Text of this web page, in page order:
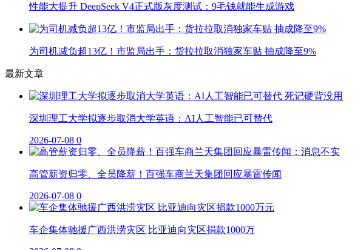
性能大提升 DeepSeek V4正式版灰度测试：9毛钱就能生成游戏
为司机减负超13亿！市监局出手：货拉拉取消独家车贴 抽成降至9%
最新文章
深圳理工大学拟逐步取消大学英语：AI人工智能已可替代
2026-07-08 0
高管薪资归零、全员降薪！百强车商兰天集团回应暴雷传闻
2026-07-08 0
车企集体驰援广西洪涝灾区 比亚迪向灾区捐款1000万